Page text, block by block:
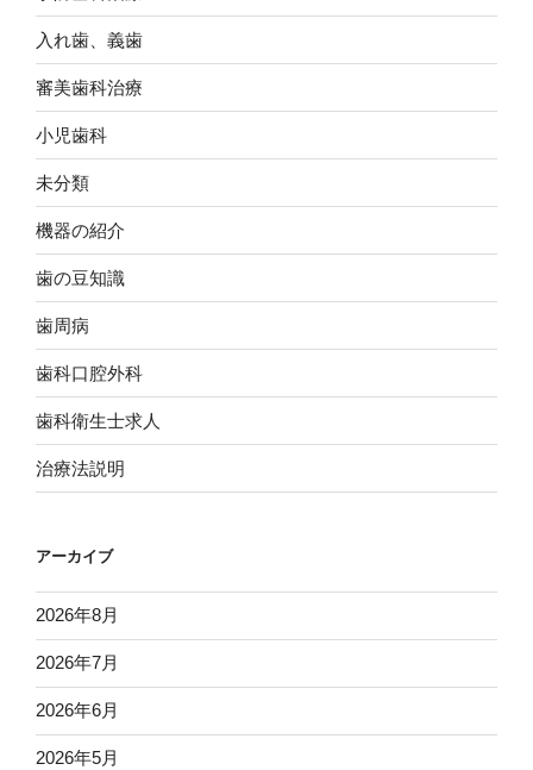
入れ歯、義歯
審美歯科治療
小児歯科
未分類
機器の紹介
歯の豆知識
歯周病
歯科口腔外科
歯科衛生士求人
治療法説明
アーカイブ
2026年8月
2026年7月
2026年6月
2026年5月